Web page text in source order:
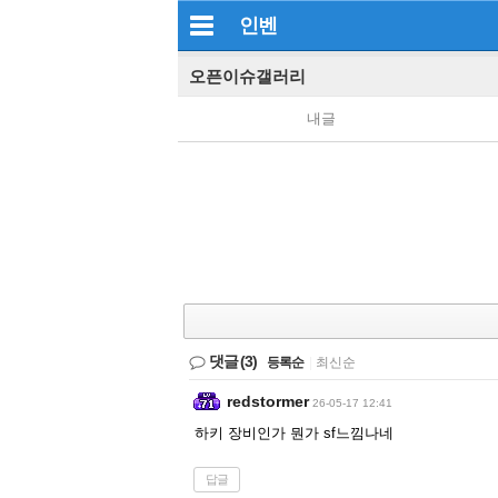
인벤
오픈이슈갤러리
내글
댓글(3) 등록순 최신순
redstormer 26-05-17 12:41
하키 장비인가 뭔가 sf느낌나네
답글